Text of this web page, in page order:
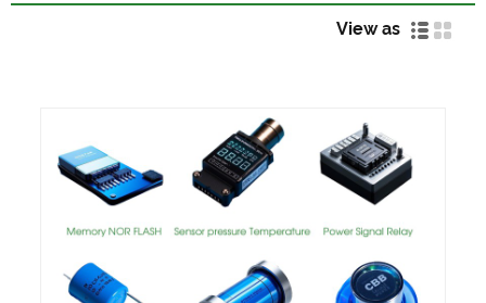
View as